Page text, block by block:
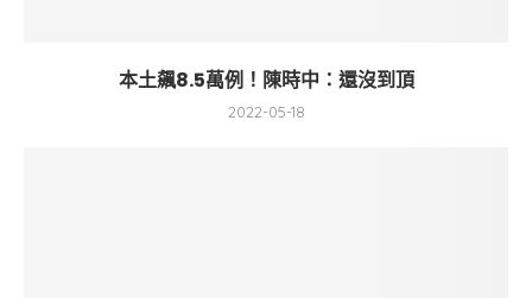
本土飆8.5萬例！陳時中：還沒到頂
2022-05-18